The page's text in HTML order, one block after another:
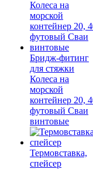
Бридж-фитинг
для стяжки
Колеса на
морской
контейнер 20,
футовый Сваи
винтовые
Термовставка,
спейсер